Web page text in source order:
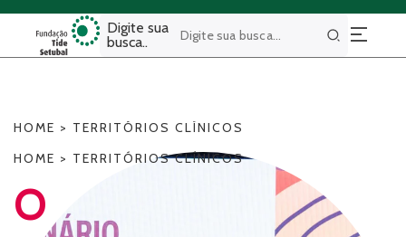
Digite sua
busca..
Buscar
HOME > TERRITÓRIOS CLÍNICOS
HOME > TERRITÓRIOS CLÍNICOS
O